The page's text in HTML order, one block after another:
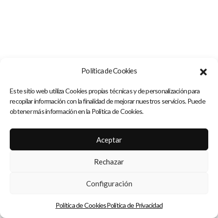
Política de Cookies
Este sitio web utiliza Cookies propias técnicas y de personalización para
recopilar información con la finalidad de mejorar nuestros servicios. Puede
obtener más información en la Política de Cookies.
Aceptar
Rechazar
Configuración
Política de CookiesPolítica de Privacidad